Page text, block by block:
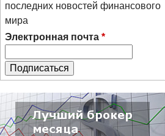
последних новостей финансового
мира
Электронная почта *